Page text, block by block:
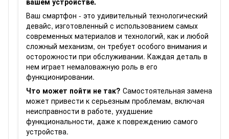
Ваш смартфон - это удивительный технологический
девайс, изготовленный с использованием самых
современных материалов и технологий, как и любой
сложный механизм, он требует особого внимания и
осторожности при обслуживании. Каждая деталь в
нем играет немаловажную роль в его
функционировании.
Что может пойти не так? Самостоятельная замена
может привести к серьезным проблемам, включая
неисправности в работе, ухудшение
функциональности, даже к повреждению самого
устройства.